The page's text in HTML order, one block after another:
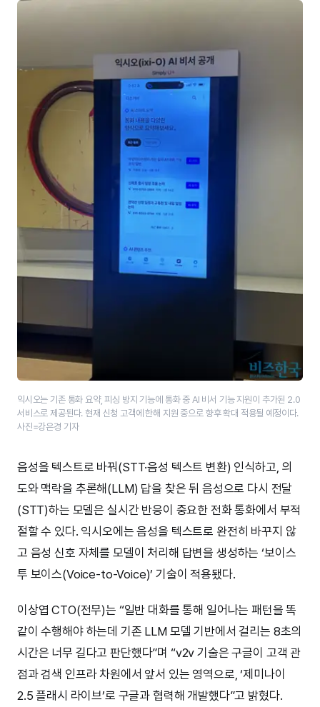
익시오는 기존 통화 요약, 피싱 방지 기능에 통화 중 AI 비서 기능 지원이 추가된 2.0
서비스로 제공된다. 현재 신청 고객에 한해 지원 중으로 향후 확대 적용될 예정이다.
사진=강은경 기자
음성을 텍스트로 바꿔(STT·음성 텍스트 변환) 인식하고, 의
도와 맥락을 추론해(LLM) 답을 찾은 뒤 음성으로 다시 전달
(STT)하는 모델은 실시간 반응이 중요한 전화 통화에서 부적
절할 수 있다. 익시오에는 음성을 텍스트로 완전히 바꾸지 않
고 음성 신호 자체를 모델이 처리해 답변을 생성하는 ‘보이스
투 보이스(Voice-to-Voice)’ 기술이 적용됐다.
이상엽 CTO(전무)는 “일반 대화를 통해 일어나는 패턴을 똑
같이 수행해야 하는데 기존 LLM 모델 기반에서 걸리는 8초의
시간은 너무 길다고 판단했다”며 “v2v 기술은 구글이 고객 관
점과 검색 인프라 차원에서 앞서 있는 영역으로, ‘제미나이
2.5 플래시 라이브’로 구글과 협력해 개발했다”고 밝혔다.